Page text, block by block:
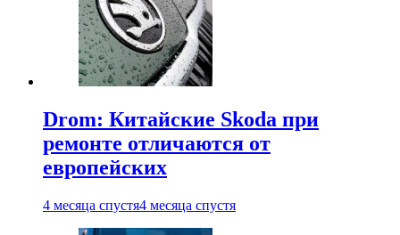
Drom: Китайские Skoda при
ремонте отличаются от
европейских
4 месяца спустя4 месяца спустя